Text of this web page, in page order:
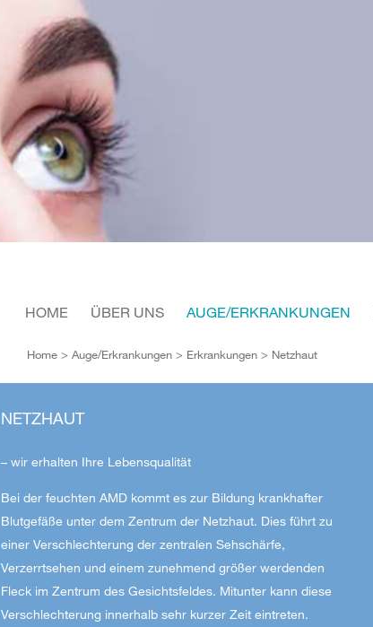
HOME ÜBER UNS AUGE/ERKRANKUNGEN
Home > Auge/Erkrankungen > Erkrankungen > Netzhaut
NETZHAUT
– wir erhalten Ihre Lebensqualität
Bei der feuchten AMD kommt es zur Bildung krankhafter
Blutgefäße unter dem Zentrum der Netzhaut. Dies führt zu
einer Verschlechterung der zentralen Sehschärfe,
Verzerrtsehen und einem zunehmend größer werdenden
Fleck im Zentrum des Gesichtsfeldes. Mitunter kann diese
Verschlechterung innerhalb sehr kurzer Zeit eintreten.